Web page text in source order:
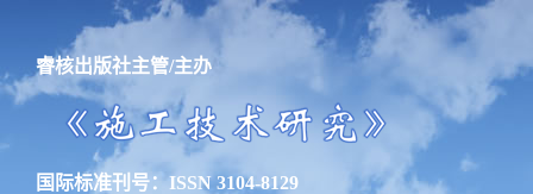
睿核出版社主管/主办
国际标准刊号：ISSN 3104-8129